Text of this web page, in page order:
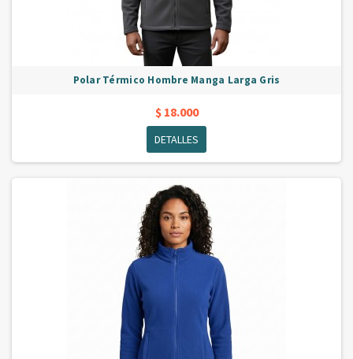
Polar Térmico Hombre Manga Larga Gris
$ 18.000
DETALLES